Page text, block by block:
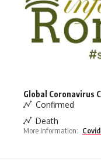
Global Coronavirus
Confirmed
Death
More Information: